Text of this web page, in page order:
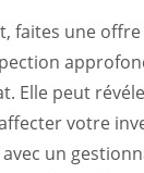
faites une offre
Elle peut
votre
avec un